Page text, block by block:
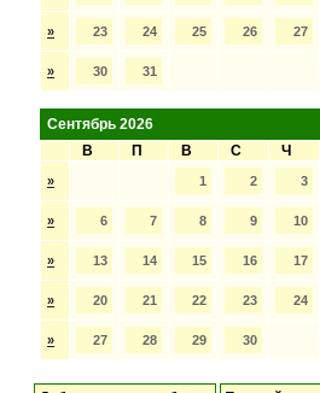
» 23 24 25 26 27
» 30 31
Сентябрь 2026
В
П В С Ч
» 1 2 3
» 6 7 8 9 10
» 13 14 15 16 17
» 20 21 22 23 24
» 27 28 29 30